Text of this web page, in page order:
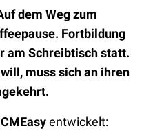
dem Weg zum
Fortbildung
am Schreibtisch statt.
muss sich an ihren
CMEasyentwickelt: